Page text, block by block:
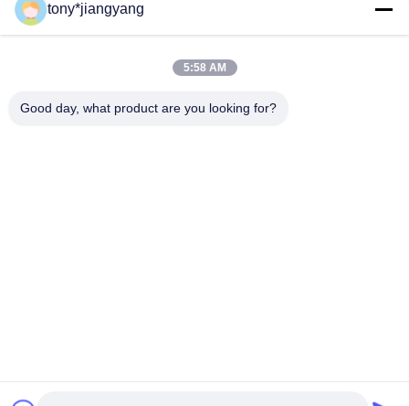
tarjeta de felicitación video de 7inch IPS 1024*600 TFT LCD
1000mAh con el puerto de USB
tarjetas de visita video de 2.4Inch 10.1Inch LCD para abrir
tony*jiangyang
5:58 AM
Good day, what product are you looking for?